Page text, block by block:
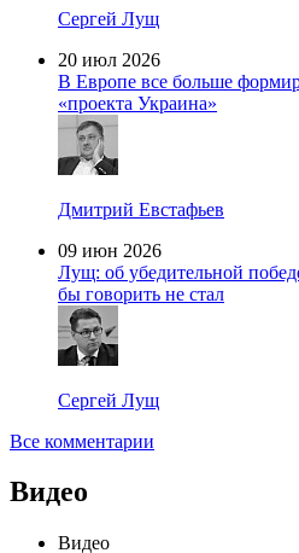
Сергей Лущ
20 июл 2026
В Европе все больше
«проекта Украина»
Дмитрий Евстафьев
09 июн 2026
Лущ: об убедительной
бы говорить не стал
Сергей Лущ
Все комментарии
Видео
Видео